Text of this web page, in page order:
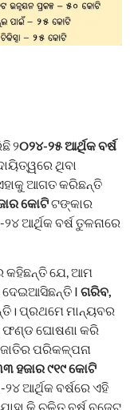
୨୦୨୪-୨୫ ଆର୍ଥିକ ବର୍ଷ
ଥିବା
ଆଗତ କରିଛନ୍ତି
କୋଟିଟଙ୍କାର
ଆର୍ଥିକ ବର୍ଷ ତୁଳନାରେ
କହିଛନ୍ତି ଯେ, ଆମ
ଦେଇଆସିଛନ୍ତି I ଗରିବ,
ପ୍ରଥମେ ମାନ୍ୟବର
ଫଣ୍ଡ ଘୋଷଣା କରି
ପରିକଳ୍ପନା
ହଜାର ୯୧୯ କୋଟି
ଆର୍ଥିକ ବର୍ଷରେ ଏହି
କି ଚଳିତ ବର୍ଷ ବଜେଟ୍